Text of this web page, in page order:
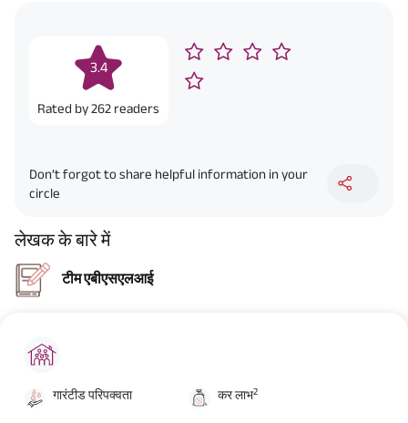
3.4
Rated by262 readers
Don’t forgot to share helpful information in your
circle
लेखक के बारे में
टीम एबीएसएलआई
गारंटीड परिपक्वता कर लाभ2